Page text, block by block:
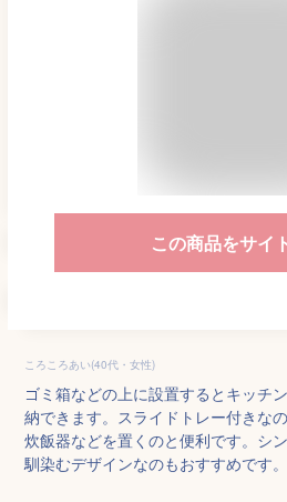
この商品をサイ
ころころあい(40代・女性)
ゴミ箱などの上に設置するとキッチ
納できます。スライドトレー付きな
炊飯器などを置くのと便利です。シ
馴染むデザインなのもおすすめです。